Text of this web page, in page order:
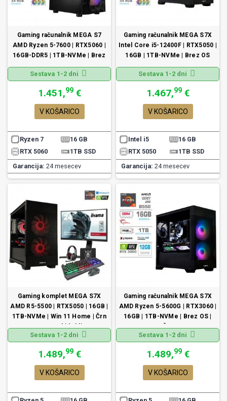
Gaming računalnik MEGA S7
AMD Ryzen 5-7600 | RTX5060 |
16GB-DDR5 | 1TB-NVMe | Brez
OS
Sestava 1-2 dni
1.451,99€
V KOŠARICO
Ryzen 7
16 GB
RTX 5060
1TB SSD
Garancija: 24 mesecev
Gaming računalnik MEGA S7X
Intel Core i5-12400F | RTX5050 |
16GB | 1TB-NVMe | Brez OS
Sestava 1-2 dni
1.467,99€
V KOŠARICO
Intel i5
16 GB
RTX 5050
1TB SSD
Garancija: 24 mesecev
Gaming komplet MEGA S7X
AMD R5-5500 | RTX5050 | 16GB |
1TB-NVMe | Win 11 Home | Črn
+ Estetski kabli
Sestava 1-2 dni
1.489,99€
V KOŠARICO
Gaming računalnik MEGA S7X
AMD Ryzen 5-5600G | RTX3060 |
16GB | 1TB-NVMe | Brez OS |
Črn
Sestava 1-2 dni
1.489,99€
V KOŠARICO